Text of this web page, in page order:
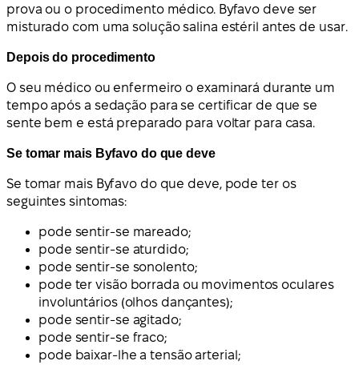
prova ou o procedimento médico. Byfavo deve ser
misturado com uma solução salina estéril antes de usar.
Depois do procedimento
O seu médico ou enfermeiro o examinará durante um
tempo após a sedação para se certificar de que se
sente bem e está preparado para voltar para casa.
Se tomar mais Byfavo do que deve
Se tomar mais Byfavo do que deve, pode ter os
seguintes sintomas:
pode sentir-se mareado;
pode sentir-se aturdido;
pode sentir-se sonolento;
pode ter visão borrada ou movimentos oculares
involuntários (olhos dançantes);
pode sentir-se agitado;
pode sentir-se fraco;
pode baixar-lhe a tensão arterial;